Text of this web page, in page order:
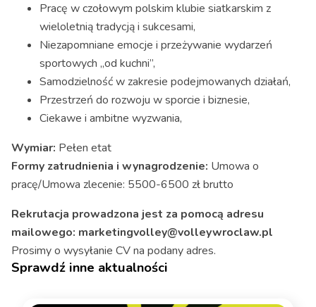
Pracę w czołowym polskim klubie siatkarskim z
wieloletnią tradycją i sukcesami,
Niezapomniane emocje i przeżywanie wydarzeń
sportowych „od kuchni”,
Samodzielność w zakresie podejmowanych działań,
Przestrzeń do rozwoju w sporcie i biznesie,
Ciekawe i ambitne wyzwania,
Wymiar: Pełen etat
Formy zatrudnienia i wynagrodzenie: Umowa o
pracę/Umowa zlecenie: 5500-6500 zł brutto
Rekrutacja prowadzona jest za pomocą adresu
mailowego: marketingvolley@volleywroclaw.pl
Prosimy o wysyłanie CV na podany adres.
Sprawdź inne aktualności